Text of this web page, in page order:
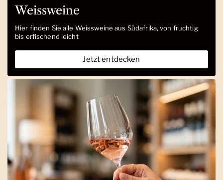
Weissweine
Hier finden Sie alle Weissweine aus Südafrika, von fruchtig
bis erfischend leicht
Jetzt entdecken